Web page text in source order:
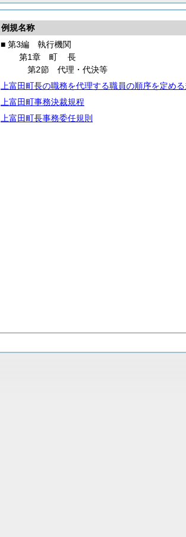
例規名称
■ 第3編 執行機関
第1章 町長
第2節 代理・代決等
上富田町長の職務を代理する職員の順序を定める
上富田町事務決裁規程
上富田町長事務委任規則